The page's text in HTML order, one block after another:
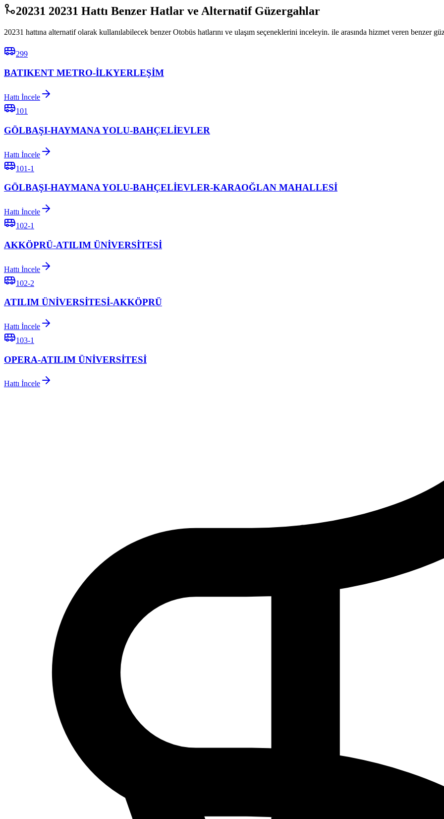
20231 20231 Hattı Benzer Hatlar ve Alternatif Güzergahlar
20231 hattına alternatif olarak kullanılabilecek benzer Otobüs hatlarını ve ulaşım seçeneklerini inceleyin. ile arasında hizmet veren benzer
299
BATIKENT METRO-İLKYERLEŞİM
Hattı İncele
101
GÖLBAŞI-HAYMANA YOLU-BAHÇELİEVLER
Hattı İncele
101-1
GÖLBAŞI-HAYMANA YOLU-BAHÇELİEVLER-KARAOĞLAN MAHALLESİ
Hattı İncele
102-1
AKKÖPRÜ-ATILIM ÜNİVERSİTESİ
Hattı İncele
102-2
ATILIM ÜNİVERSİTESİ-AKKÖPRÜ
Hattı İncele
103-1
OPERA-ATILIM ÜNİVERSİTESİ
Hattı İncele